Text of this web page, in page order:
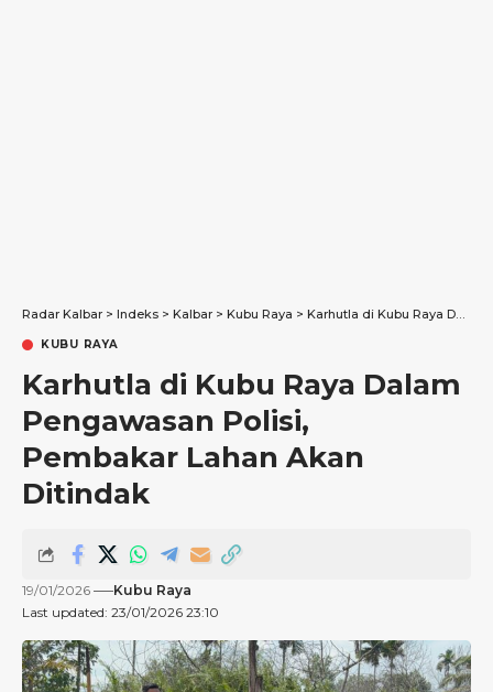
Radar Kalbar > Indeks > Kalbar > Kubu Raya > Karhutla di Kubu Raya Dalam Pengawasan Polisi, Pembakar Lahan Akan Ditindak
KUBU RAYA
Karhutla di Kubu Raya Dalam
Pengawasan Polisi,
Pembakar Lahan Akan
Ditindak
Last updated: 23/01/2026 23:10
19/01/2026 Kubu Raya